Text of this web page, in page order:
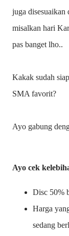
juga disesuaikan
misalkan hari
pas banget lho..
Kakak sudah
SMA favorit?
Ayo gabung
Ayo cek
Disc 50%
Harga
sedang